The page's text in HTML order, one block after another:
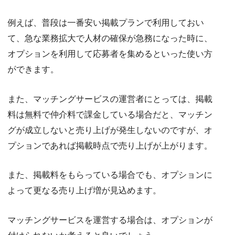
例えば、普段は一番安い掲載プランで利用しておい
て、急な業務拡大で人材の確保が急務になった時に、
オプションを利用して応募者を集めるといった使い方
ができます。
また、マッチングサービスの運営者にとっては、掲載
料は無料で仲介料で課金している場合だと、マッチン
グが成立しないと売り上げが発生しないのですが、オ
プションであれば掲載時点で売り上げが上がります。
また、掲載料をもらっている場合でも、オプションに
よって更なる売り上げ増が見込めます。
マッチングサービスを運営する場合は、オプションが